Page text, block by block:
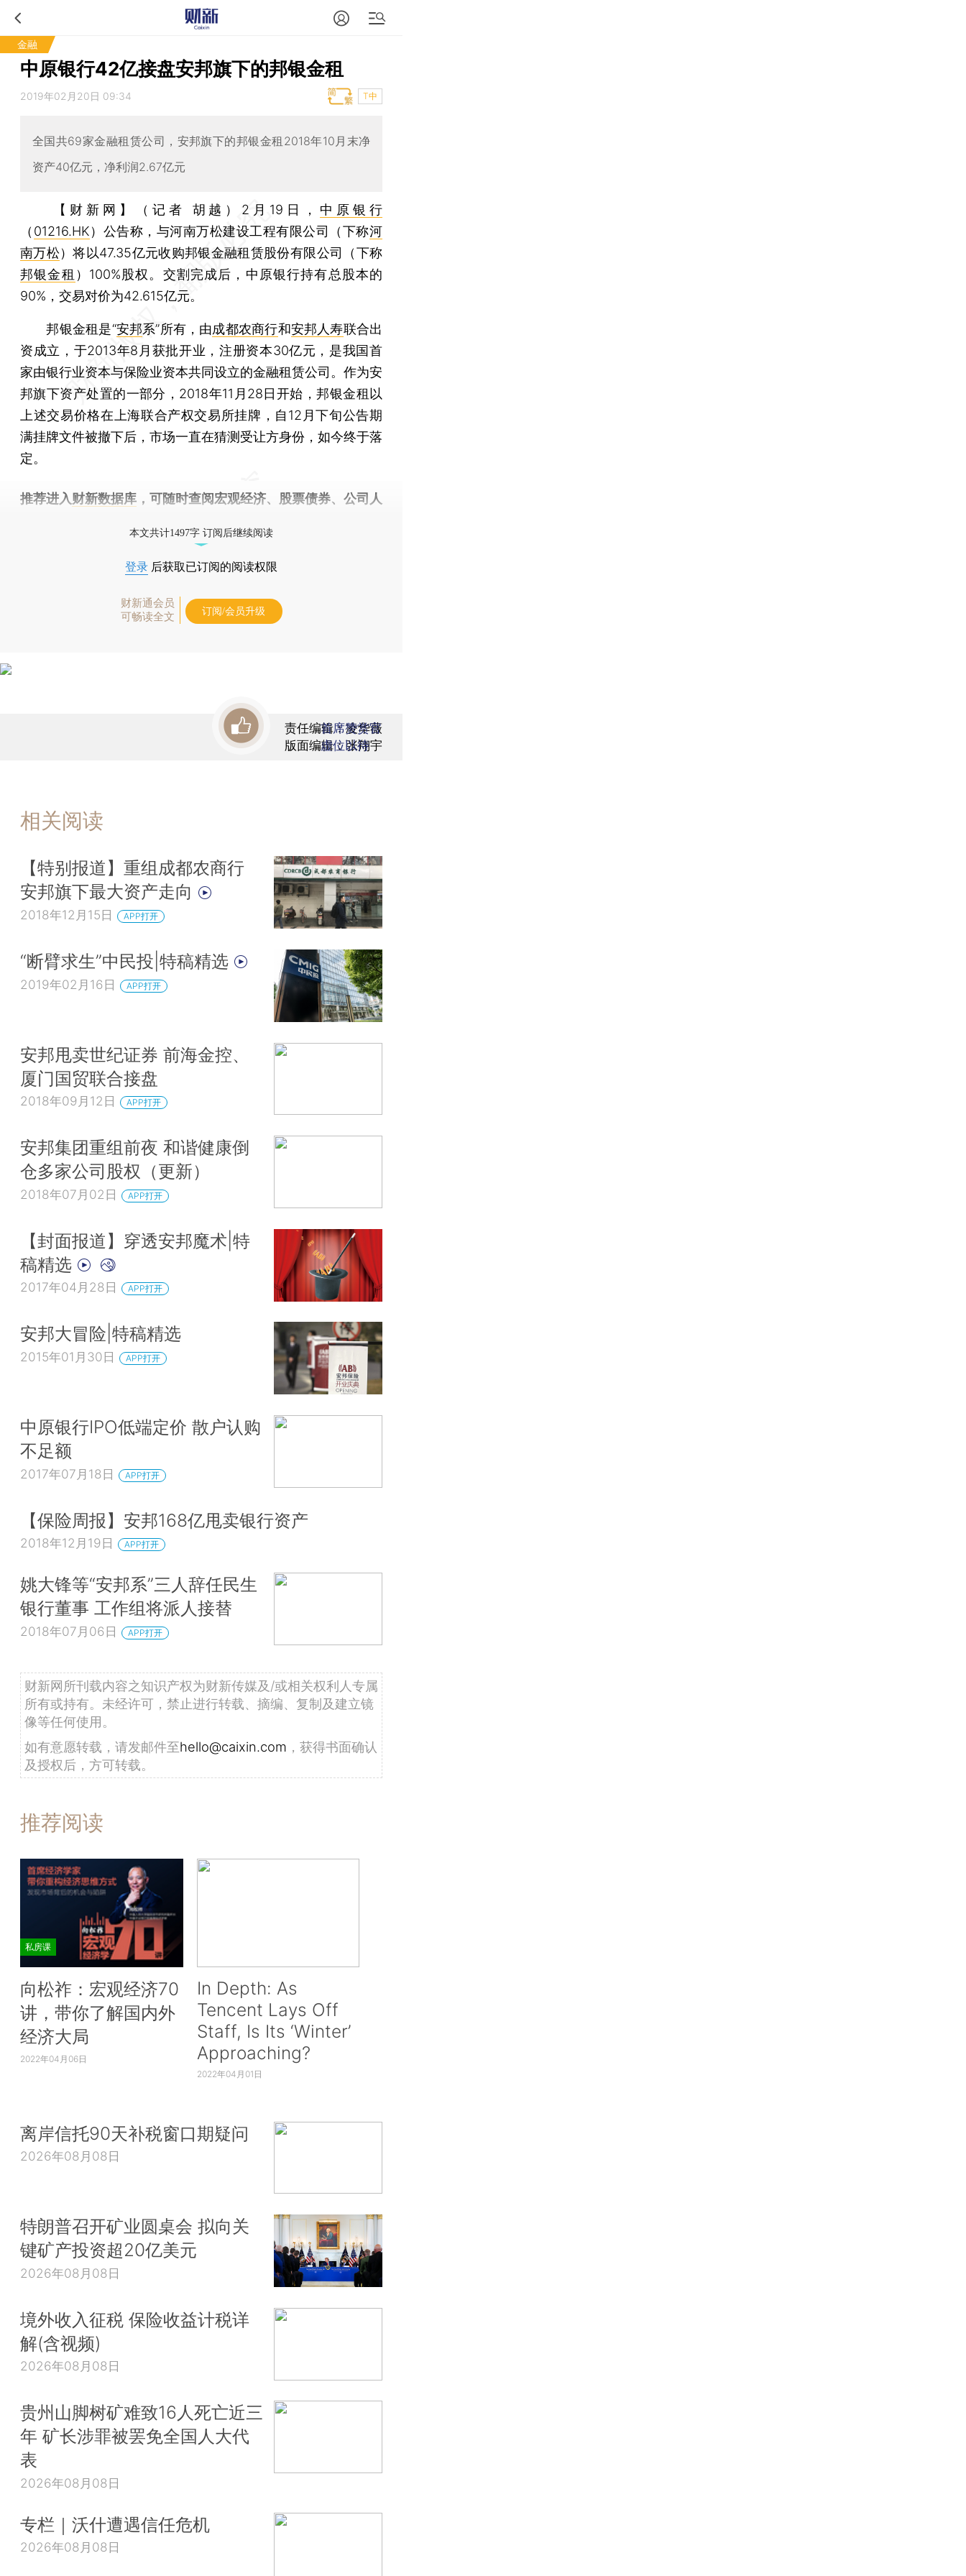
金融
中原银行42亿接盘安邦旗下的邦银金租
2019年02月20日 09:34 T中
全国共69家金融租赁公司，安邦旗下的邦银金租2018年10月末净
资产40亿元，净利润2.67亿元
【财新网】（记者 胡越） 2月19日， 中原银行
（ 01216.HK）公告称，与河南万松建设工程有限公司（下称河
南万松）将以47.35亿元收购邦银金融租赁股份有限公司（下称
邦银金租 ）100%股权。交割完成后，中原银行持有总股本的
90%，交易对价为42.615亿元。
邦银金租是“安邦系”所有，由成都农商行和安邦人寿联合出
资成立，于2013年8月获批开业，注册资本30亿元，是我国首
家由银行业资本与保险业资本共同设立的金融租赁公司。作为安
邦旗下资产处置的一部分，2018年11月28日开始，邦银金租以
上述交易价格在上海联合产权交易所挂牌，自12月下旬公告期
满挂牌文件被撤下后，市场一直在猜测受让方身份，如今终于落
定。
推荐进入财新数据库 ，可随时查阅宏观经济、股票债券、公司人
本文共计1497字 订阅后继续阅读
登录 后获取已订阅的阅读权限
财新通会员
可畅读全文
订阅/会员升级
责任编辑：凌华薇
版面编辑：张翔宇
首席赞赏官
虚位以待
相关阅读
【特别报道】重组成都农商行
安邦旗下最大资产走向
2018年12月15日 APP打开
“断臂求生”中民投|特稿精选
2019年02月16日 APP打开
安邦甩卖世纪证券 前海金控、
厦门国贸联合接盘
2018年09月12日 APP打开
安邦集团重组前夜 和谐健康倒
仓多家公司股权（更新）
2018年07月02日 APP打开
【封面报道】穿透安邦魔术|特
稿精选
2017年04月28日 APP打开
安邦大冒险|特稿精选
2015年01月30日 APP打开
中原银行IPO低端定价 散户认购
不足额
2017年07月18日 APP打开
【保险周报】安邦168亿甩卖银行资产
2018年12月19日 APP打开
姚大锋等“安邦系”三人辞任民生
银行董事 工作组将派人接替
2018年07月06日 APP打开
财新网所刊载内容之知识产权为财新传媒及/或相关权利人专属
所有或持有。未经许可，禁止进行转载、摘编、复制及建立镜
像等任何使用。
如有意愿转载，请发邮件至hello@caixin.com ，获得书面确认
及授权后，方可转载。
推荐阅读
私房课
向松祚：宏观经济70
讲，带你了解国内外
经济大局
2022年04月06日
In Depth: As
Tencent Lays Off
Staff, Is Its ‘Winter’
Approaching?
2022年04月01日
离岸信托90天补税窗口期疑问
2026年08月08日
特朗普召开矿业圆桌会 拟向关
键矿产投资超20亿美元
2026年08月08日
境外收入征税 保险收益计税详
解(含视频)
2026年08月08日
贵州山脚树矿难致16人死亡近三
年 矿长涉罪被罢免全国人大代
表
2026年08月08日
专栏｜沃什遭遇信任危机
2026年08月08日